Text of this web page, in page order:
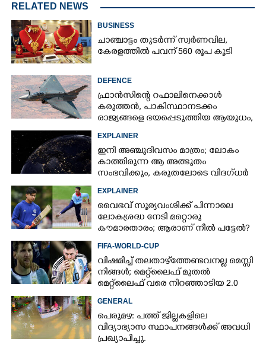
RELATED NEWS
BUSINESS
ചാഞ്ചാട്ടം തുടർന്ന് സ്വർണവില,
കേരളത്തിൽ പവന് 560 രൂപ കൂടി
DEFENCE
ഫ്രാൻസിന്റെ റഫാലിനെക്കാൾ
കരുത്തൻ,​ പാകിസ്ഥാനടക്കം
രാജ്യങ്ങളെ ഭയപ്പെടുത്തിയ ആയുധം,​
EXPLAINER
ഇനി അഞ്ചുദിവസം മാത്രം; ലോകം
കാത്തിരുന്ന ആ അത്ഭുതം
സംഭവിക്കും, കരുതലോടെ വിദഗ്ധർ
EXPLAINER
വൈഭവ് സൂര്യവംശിക്ക് പിന്നാലെ
ലോകശ്രദ്ധ നേടി മറ്റൊരു
കൗമാരതാരം; ആരാണ് നീൽ പട്ടേൽ?
FIFA-WORLD-CUP
വിഷമിച്ച് തലതാഴ്‌ത്തേണ്ടവനല്ല മെസ്സി
നിങ്ങള്‍; മെറ്റ്‌ലൈഫ് മുതല്‍
മെറ്റ്‌ലൈഫ് വരെ നിറഞ്ഞാടിയ 2.0
GENERAL
പെരുമഴ: പത്ത് ജില്ലകളിലെ
വിദ്യാഭ്യാസ സ്ഥാപനങ്ങൾക്ക് അവധി
പ്രഖ്യാപിച്ചു.